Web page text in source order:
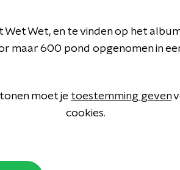
Wet Wet, en te vinden op het
maar 600 pond opgenomen in
moet je toestemming geven
cookies.